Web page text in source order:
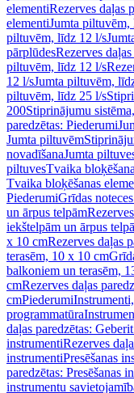
elementiRezerves daļas
elementiJumta piltuvēm,
piltuvēm, līdz 12 l/s
pārplūdesRezerves
piltuvēm, līdz 12 l/s
12 l/sJumta piltuvēm,
piltuvēm, līdz 25 l/s
200Stiprinājumu
paredzētas: Piederumi
Jumta piltuvēm
novadīšanaJumta
piltuvesTvaika
Tvaika bloķēšanas
PiederumiGrīdas
un ārpus telpām
iekštelpām un ārpus
x 10 cmRezerves daļas
terasēm, 10 x 10 cm
balkoniem un terasēm,
cmRezerves daļas
cmPiederumi
programmatūra
daļas paredzētas:
instrumentiRezerves
instrumentiPresēšanas
paredzētas: Presēšanas
instrumentu